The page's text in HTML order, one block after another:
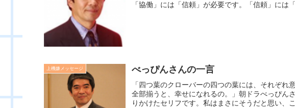
「協働」には「信頼」が必要です。「信頼」には
上機嫌メッセージ べっぴんさんの一言
「四つ葉のクローバーの四つの葉には、それぞ
全部揃うと、幸せになれるの。」朝ドラべっぴん
りかけたセリフです。私はまさにそうだと思い、